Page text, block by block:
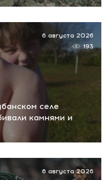
селе
камнями и
6 августа 2026
193
6 августа 2026